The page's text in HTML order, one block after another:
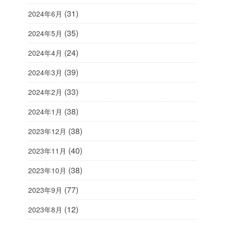
2024年6月 (31)
2024年5月 (35)
2024年4月 (24)
2024年3月 (39)
2024年2月 (33)
2024年1月 (38)
2023年12月 (38)
2023年11月 (40)
2023年10月 (38)
2023年9月 (77)
2023年8月 (12)